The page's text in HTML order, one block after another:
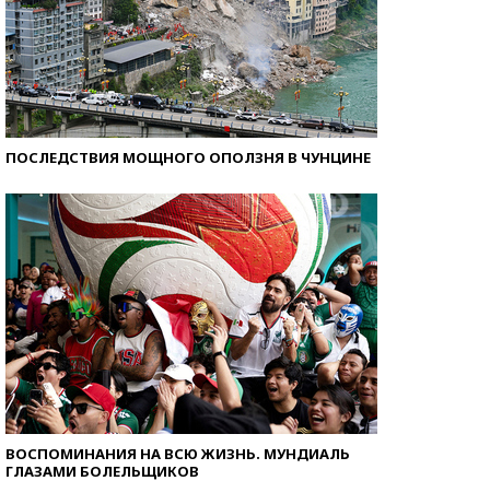
ПОСЛЕДСТВИЯ МОЩНОГО ОПОЛЗНЯ В ЧУНЦИНЕ
ВОСПОМИНАНИЯ НА ВСЮ ЖИЗНЬ. МУНДИАЛЬ
ГЛАЗАМИ БОЛЕЛЬЩИКОВ